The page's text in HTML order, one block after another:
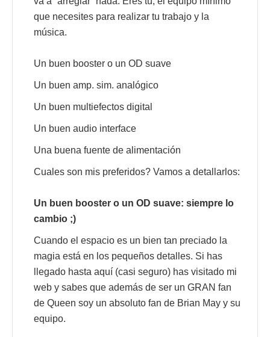
que necesites para realizar tu trabajo y la
música.
Un buen booster o un OD suave
Un buen amp. sim. analógico
Un buen multiefectos digital
Un buen audio interface
Una buena fuente de alimentación
Cuales son mis preferidos? Vamos a detallarlos:
Un buen booster o un OD suave: siempre lo
cambio ;)
Cuando el espacio es un bien tan preciado la
magia está en los pequeños detalles. Si has
llegado hasta aquí (casi seguro) has visitado mi
web y sabes que además de ser un GRAN fan
de Queen soy un absoluto fan de Brian May y su
equipo.